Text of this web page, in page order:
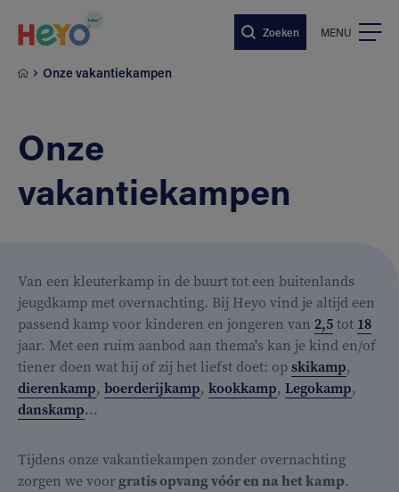
Zoeken MENU
Onze vakantiekampen
Onze
vakantiekampen
Van een kleuterkamp in de buurt tot een buitenlands
jeugdkamp met overnachting. Bij Heyo vind je altijd een
passend kamp voor kinderen en jongeren van 2,5tot 18
jaar. Met een ruim aanbod aan thema's kan je kind en/of
tiener doen wat hij of zij het liefst doet: opskikamp,
dierenkamp, boerderijkamp, kookkamp, Legokamp,
danskamp...
Tijdens onze vakantiekampen zonder overnachting
zorgen we voorgratis opvang vóór en na het kamp.